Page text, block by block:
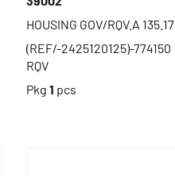
HOUSING GOV/RQV.A 135.17
(REF/-2425120125)-774150
RQV
Pkg 1 pcs